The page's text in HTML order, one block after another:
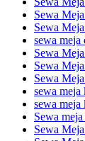
Sewa
Sewa
sewa meja
Sewa
Sewa
Sewa
sewa meja
sewa meja
Sewa
Sewa